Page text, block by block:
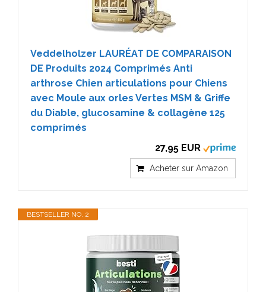
Veddelholzer LAURÉAT DE COMPARAISON
DE Produits 2024 Comprimés Anti
arthrose Chien articulations pour Chiens
avec Moule aux orles Vertes MSM & Griffe
du Diable, glucosamine & collagène 125
comprimés
27,95 EUR
Acheter sur Amazon
BESTSELLER NO. 2